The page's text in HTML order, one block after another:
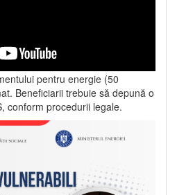
pentru energie (50
Beneficiarii trebuie să depună o
conform procedurii legale.